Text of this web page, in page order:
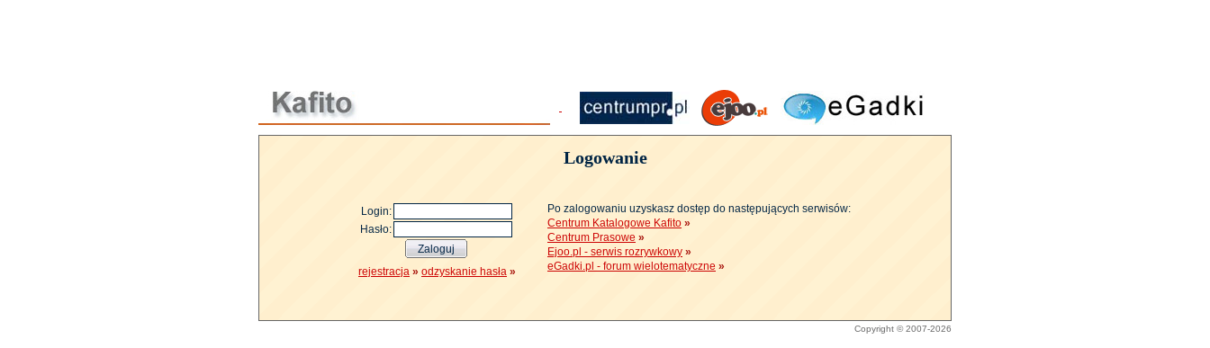
Logowanie
Login:
Hasło:
rejestracja » odzyskanie hasła »
Po zalogowaniu uzyskasz dostęp do następujących serwisów:
Centrum Katalogowe Kafito »
Centrum Prasowe »
Ejoo.pl - serwis rozrywkowy »
eGadki.pl - forum wielotematyczne »
Copyright © 2007-2026